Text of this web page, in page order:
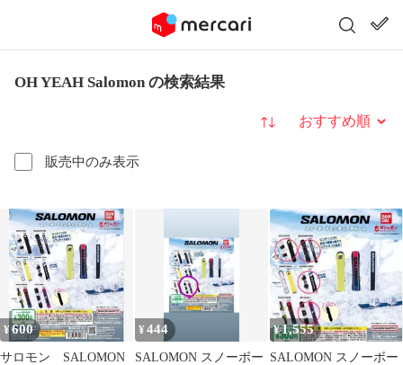
OH YEAH Salomon の検索結果
販売中のみ表示
並び替え
¥600
サロモン SALOMON
¥444
SALOMON スノーボー
¥1,555
SALOMON スノーボー